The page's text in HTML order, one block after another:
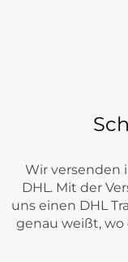
Wir versenden
DHL. Mit der
uns einen DHL
genau weißt, wo